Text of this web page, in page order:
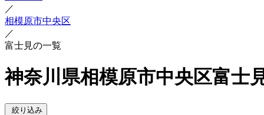
／
相模原市中央区
／
富士見の一覧
神奈川県相模原市中央区富士
絞り込み